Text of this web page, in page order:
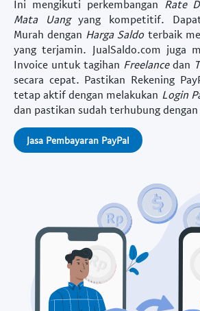
Ini mengikuti perkembangan Rate
Mata Uangyang kompetitif.
Murah dengan Harga Saldo terbaik
yang terjamin. JualSaldo.com juga
Invoice untuk tagihan Freelancedan
secara cepat. Pastikan Rekening
tetap aktif dengan melakukan Login
dan pastikan sudah terhubung dengan
Jasa Pembayaran PayPal